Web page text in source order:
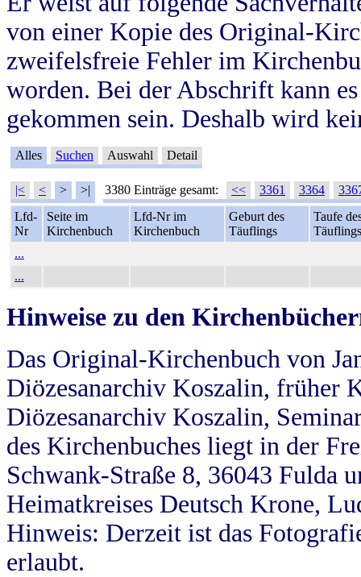
von einer Kopie des Original-
zweifelsfreie Fehler im
worden. Bei der Abschrift kann
gekommen sein. Deshalb wird
Alles Suchen Auswahl Detail
|< < > >| 3380 Einträge gesamt: << 3361 3364
Lfd-
Nr
Seite im
Kirchenbuch
Lfd-Nr im
Kirchenbuch
Geburt des
Täuflings
Taufe
Täuflings
...
...
Hinweise zu den
Das Original-Kirchenbuch von
Diözesanarchiv Koszalin, früher
Diözesanarchiv Koszalin,
des Kirchenbuches liegt in der
Schwank-Straße 8, 36043 Fulda
Heimatkreises Deutsch Krone,
Hinweis: Derzeit ist das
erlaubt.